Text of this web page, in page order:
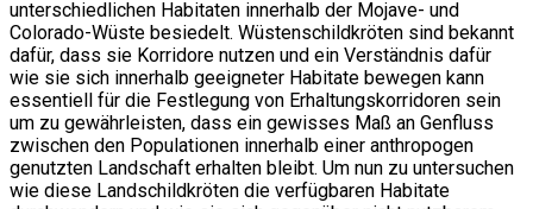
unterschiedlichen Habitaten innerhalb der Mojave- und
Colorado-Wüste besiedelt. Wüstenschildkröten sind bekannt
dafür, dass sie Korridore nutzen und ein Verständnis dafür
wie sie sich innerhalb geeigneter Habitate bewegen kann
essentiell für die Festlegung von Erhaltungskorridoren sein
um zu gewährleisten, dass ein gewisses Maß an Genfluss
zwischen den Populationen innerhalb einer anthropogen
genutzten Landschaft erhalten bleibt. Um nun zu untersuchen
wie diese Landschildkröten die verfügbaren Habitate